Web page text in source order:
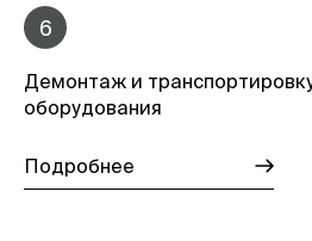
6
Демонтаж и
оборудования
Подробнее